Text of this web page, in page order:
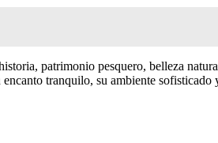
patrimonio pesquero, belleza
tranquilo, su ambiente sofisticado